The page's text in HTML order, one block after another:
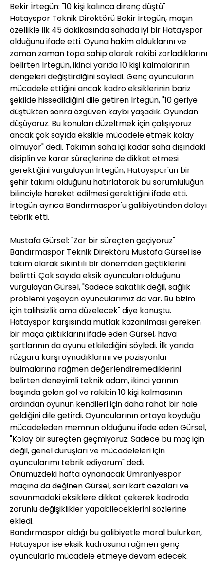
Bekir İrtegün: "10 kişi kalınca direnç düştü"
Hatayspor Teknik Direktörü Bekir İrtegün, maçın
özellikle ilk 45 dakikasında sahada iyi bir Hatayspor
olduğunu ifade etti. Oyuna hakim olduklarını ve
zaman zaman topa sahip olarak rakibi zorladıklarını
belirten İrtegün, ikinci yarıda 10 kişi kalmalarının
dengeleri değiştirdiğini söyledi. Genç oyuncuların
mücadele ettiğini ancak kadro eksiklerinin bariz
şekilde hissedildiğini dile getiren İrtegün, "10 geriye
düştükten sonra özgüven kaybı yaşadık. Oyundan
düşüyoruz. Bu konuları düzeltmek için çalışıyoruz
ancak çok sayıda eksikle mücadele etmek kolay
olmuyor" dedi. Takımın saha içi kadar saha dışındaki
disiplin ve karar süreçlerine de dikkat etmesi
gerektiğini vurgulayan İrtegün, Hatayspor'un bir
şehir takımı olduğunu hatırlatarak bu sorumluluğun
bilinciyle hareket edilmesi gerektiğini ifade etti.
İrtegün ayrıca Bandırmaspor'u galibiyetinden dolayı
tebrik etti.
Mustafa Gürsel: "Zor bir süreçten geçiyoruz"
Bandırmaspor Teknik Direktörü Mustafa Gürsel ise
takım olarak sıkıntılı bir dönemden geçtiklerini
belirtti. Çok sayıda eksik oyuncuları olduğunu
vurgulayan Gürsel, "Sadece sakatlık değil, sağlık
problemi yaşayan oyuncularımız da var. Bu bizim
için talihsizlik ama düzelecek" diye konuştu.
Hatayspor karşısında mutlak kazanılması gereken
bir maça çıktıklarını ifade eden Gürsel, hava
şartlarının da oyunu etkilediğini söyledi. İlk yarıda
rüzgara karşı oynadıklarını ve pozisyonlar
bulmalarına rağmen değerlendiremediklerini
belirten deneyimli teknik adam, ikinci yarının
başında gelen gol ve rakibin 10 kişi kalmasının
ardından oyunun kendileri için daha rahat bir hale
geldiğini dile getirdi. Oyuncularının ortaya koyduğu
mücadeleden memnun olduğunu ifade eden Gürsel,
"Kolay bir süreçten geçmiyoruz. Sadece bu maç için
değil, genel duruşları ve mücadeleleri için
oyuncularımı tebrik ediyorum" dedi.
Önümüzdeki hafta oynanacak Ümraniyespor
maçına da değinen Gürsel, sarı kart cezaları ve
savunmadaki eksiklere dikkat çekerek kadroda
zorunlu değişiklikler yapabileceklerini sözlerine
ekledi.
Bandırmaspor aldığı bu galibiyetle moral bulurken,
Hatayspor ise eksik kadrosuna rağmen genç
oyuncularla mücadele etmeye devam edecek.